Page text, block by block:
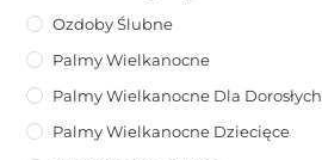
Ozdoby Ślubne
Palmy Wielkanocne
Palmy Wielkanocne Dla Dorosłych
Palmy Wielkanocne Dziecięce